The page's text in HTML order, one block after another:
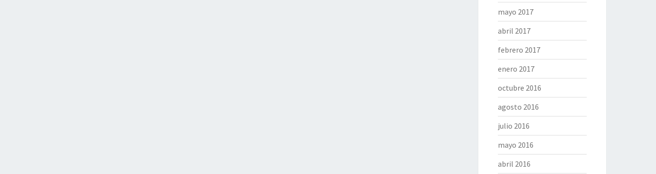
mayo 2017
abril 2017
febrero 2017
enero 2017
octubre 2016
agosto 2016
julio 2016
mayo 2016
abril 2016